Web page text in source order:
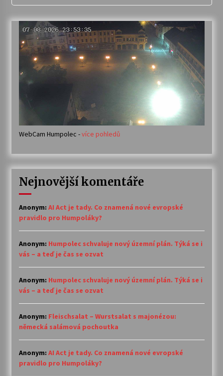
WebCam Humpolec -více pohledů
Nejnovější komentáře
Anonym: AI Act je tady. Co znamená nové evropské
pravidlo pro Humpoláky?
Anonym: Humpolec schvaluje nový územní plán. Týká se i
vás – a teď je čas se ozvat
Anonym: Humpolec schvaluje nový územní plán. Týká se i
vás – a teď je čas se ozvat
Anonym: Fleischsalat – Wurstsalat s majonézou:
německá salámová pochoutka
Anonym: AI Act je tady. Co znamená nové evropské
pravidlo pro Humpoláky?